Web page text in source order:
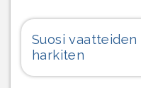
Suosi
harkiten